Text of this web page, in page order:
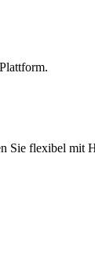
Sie flexibel mit